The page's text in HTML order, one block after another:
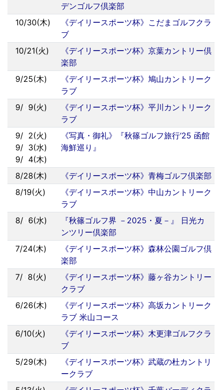
デンゴルフ倶楽部
10/30(木)
《デイリースポーツ杯》こだまゴルフクラ
ブ
10/21(火)
《デイリースポーツ杯》京葉カントリー倶
楽部
9/25(木)
《デイリースポーツ杯》鳩山カントリーク
ラブ
9/ 9(火)
《デイリースポーツ杯》平川カントリーク
ラブ
9/ 2(火)
9/ 3(水)
9/ 4(木)
《写真・御礼》『秋篠ゴルフ旅行‘25 函館
海鮮巡り』
8/28(木)
《デイリースポーツ杯》青梅ゴルフ倶楽部
8/19(火)
《デイリースポーツ杯》中山カントリーク
ラブ
8/ 6(水)
『秋篠ゴルフ界 －2025・夏－』 日光カ
ンツリー倶楽部
7/24(木)
《デイリースポーツ杯》森林公園ゴルフ倶
楽部
7/ 8(火)
《デイリースポーツ杯》藤ヶ谷カントリー
クラブ
6/26(木)
《デイリースポーツ杯》高坂カントリーク
ラブ 米山コース
6/10(火)
《デイリースポーツ杯》木更津ゴルフクラ
ブ
5/29(木)
《デイリースポーツ杯》武蔵の杜カントリ
ークラブ